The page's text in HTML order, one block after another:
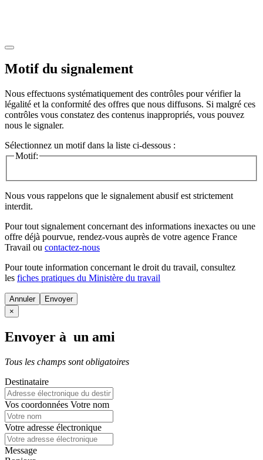
Motif du signalement
Nous effectuons systématiquement des contrôles pour vérifier la
légalité et la conformité des offres que nous diffusons. Si malgré ces
contrôles vous constatez des contenus inappropriés, vous pouvez
nous le signaler.
Sélectionnez un motif dans la liste ci-dessous :
Motif:
Nous vous rappelons que le signalement abusif est strictement
interdit.
Pour tout signalement concernant des informations inexactes ou une
offre déjà pourvue, rendez-vous auprès de votre agence France
Travail ou contactez-nous
Pour toute information concernant le droit du travail, consultez
les fiches pratiques du Ministère du travail
Annuler
×
Envoyer à un ami
Tous les champs sont obligatoires
Destinataire
Vos coordonnées Votre nom
Votre adresse électronique
Message